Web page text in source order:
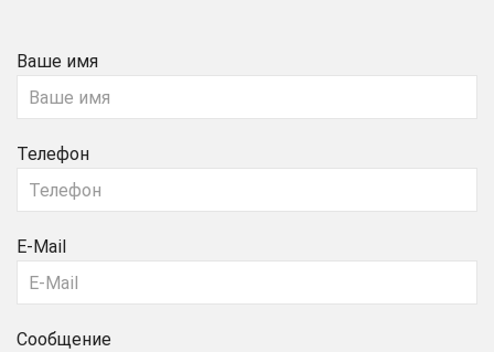
Ваше имя
Телефон
E-Mail
Сообщение